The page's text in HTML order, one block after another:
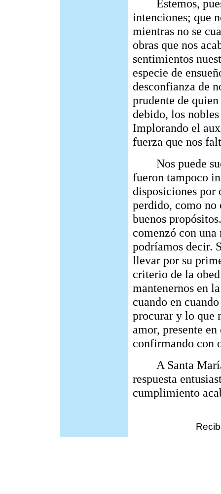
Estemos, pues,
intenciones; que
mientras no se
obras que nos
sentimientos
especie de
desconfianza de
prudente de
debido, los
Implorando el
fuerza que nos
Nos puede
fueron tampoco
disposiciones por
perdido, como no
buenos
comenzó con una
podríamos decir.
llevar por su
criterio de la
mantenernos en
cuando en
procurar y lo que
amor, presente
confirmando con
A Santa María,
respuesta
cumplimiento